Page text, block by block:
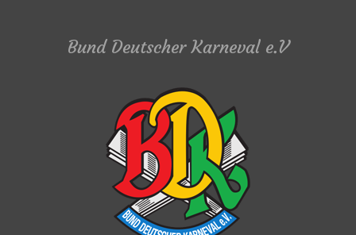
Bund Deutscher Karneval e.V